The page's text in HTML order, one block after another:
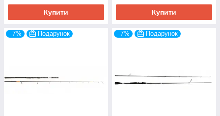
Купити Купити
–7% Подарунок –7% Подарунок